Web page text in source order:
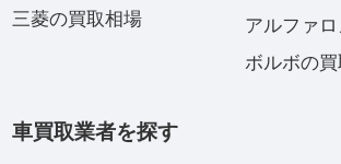
三菱の買取相場
アルファ
ボルボの
車買取業者を探す